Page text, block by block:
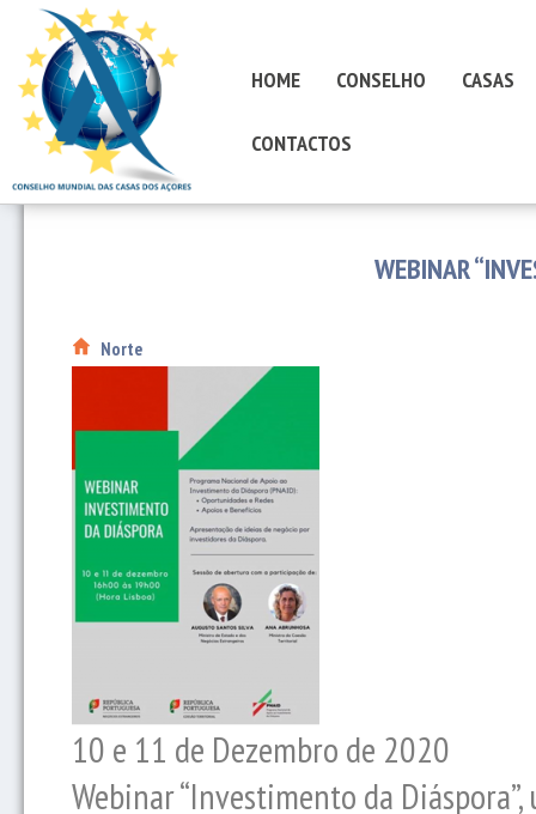
HOME CONSELHO CASAS
CONTACTOS
WEBINAR
Norte
10 e 11 de Dezembro de 2020
Webinar “Investimento da